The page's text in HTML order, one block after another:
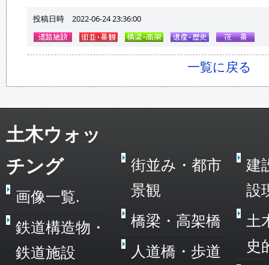
投稿日時 2022-06-24 23:36:00
一覧に戻る
土木ウォッ
チング
画像一覧.
鉄道構造物・
鉄道施設
街並み・都市
景観
橋梁・高架橋
人道橋・歩道
建
設
土
史